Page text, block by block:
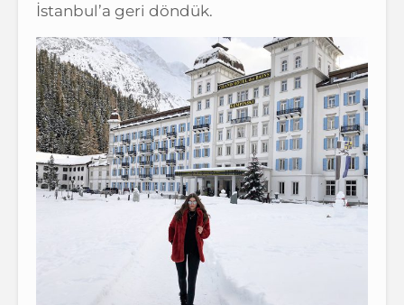
İstanbul’a geri döndük.